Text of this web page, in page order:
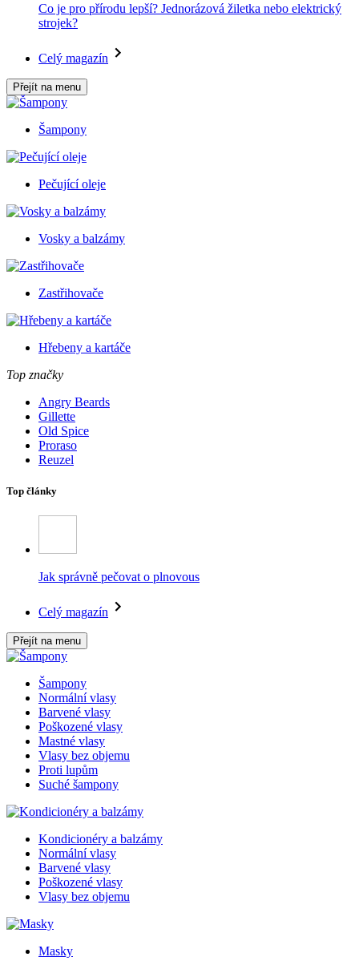
Co je pro přírodu lepší? Jednorázová žiletka nebo elektrický
strojek?
Celý magazín
Přejít na menu
Šampony
Pečující oleje
Vosky a balzámy
Zastřihovače
Hřebeny a kartáče
Top značky
Angry Beards
Gillette
Old Spice
Proraso
Reuzel
Top články
Jak správně pečovat o plnovous
Celý magazín
Přejít na menu
Šampony
Normální vlasy
Barvené vlasy
Poškozené vlasy
Mastné vlasy
Vlasy bez objemu
Proti lupům
Suché šampony
Kondicionéry a balzámy
Normální vlasy
Barvené vlasy
Poškozené vlasy
Vlasy bez objemu
Masky